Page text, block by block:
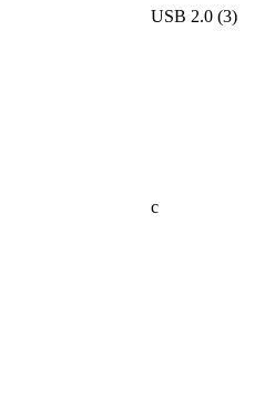
USB 2.0 (3)
с